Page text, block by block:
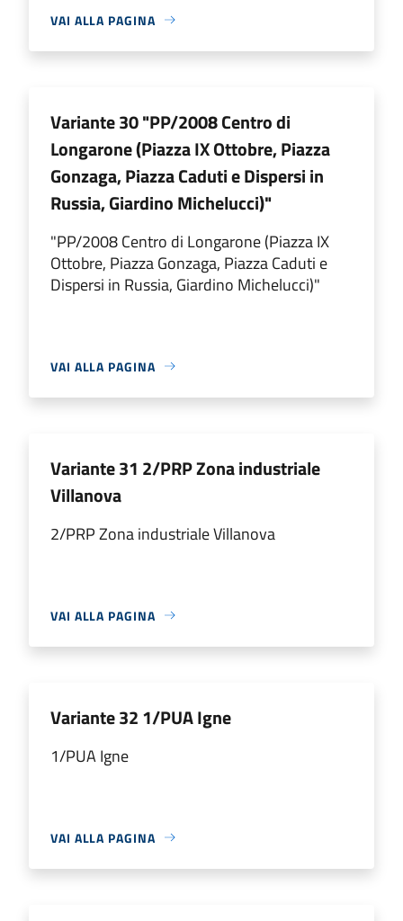
VAI ALLA PAGINA
Variante 30 "PP/2008 Centro di
Longarone (Piazza IX Ottobre, Piazza
Gonzaga, Piazza Caduti e Dispersi in
Russia, Giardino Michelucci)"
"PP/2008 Centro di Longarone (Piazza IX
Ottobre, Piazza Gonzaga, Piazza Caduti e
Dispersi in Russia, Giardino Michelucci)"
VAI ALLA PAGINA
Variante 31 2/PRP Zona industriale
Villanova
2/PRP Zona industriale Villanova
VAI ALLA PAGINA
Variante 32 1/PUA Igne
1/PUA Igne
VAI ALLA PAGINA